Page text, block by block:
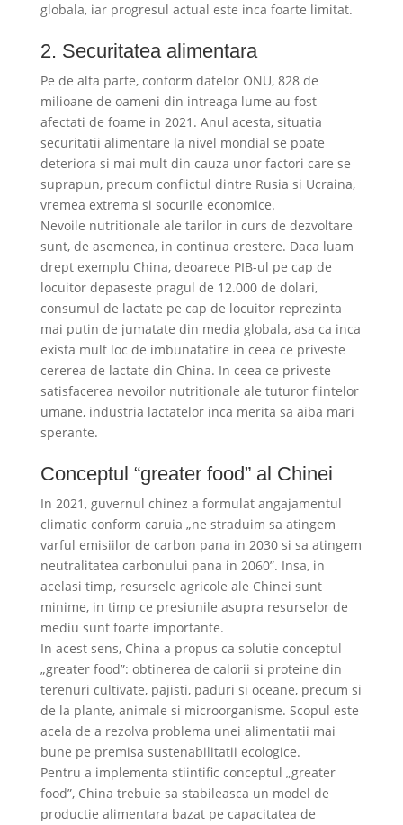
globala, iar progresul actual este inca foarte limitat.
2. Securitatea alimentara
Pe de alta parte, conform datelor ONU, 828 de
milioane de oameni din intreaga lume au fost
afectati de foame in 2021. Anul acesta, situatia
securitatii alimentare la nivel mondial se poate
deteriora si mai mult din cauza unor factori care se
suprapun, precum conflictul dintre Rusia si Ucraina,
vremea extrema si socurile economice.
Nevoile nutritionale ale tarilor in curs de dezvoltare
sunt, de asemenea, in continua crestere. Daca luam
drept exemplu China, deoarece PIB-ul pe cap de
locuitor depaseste pragul de 12.000 de dolari,
consumul de lactate pe cap de locuitor reprezinta
mai putin de jumatate din media globala, asa ca inca
exista mult loc de imbunatatire in ceea ce priveste
cererea de lactate din China. In ceea ce priveste
satisfacerea nevoilor nutritionale ale tuturor fiintelor
umane, industria lactatelor inca merita sa aiba mari
sperante.
Conceptul “greater food” al Chinei
In 2021, guvernul chinez a formulat angajamentul
climatic conform caruia „ne straduim sa atingem
varful emisiilor de carbon pana in 2030 si sa atingem
neutralitatea carbonului pana in 2060”. Insa, in
acelasi timp, resursele agricole ale Chinei sunt
minime, in timp ce presiunile asupra resurselor de
mediu sunt foarte importante.
In acest sens, China a propus ca solutie conceptul
„greater food”: obtinerea de calorii si proteine din
terenuri cultivate, pajisti, paduri si oceane, precum si
de la plante, animale si microorganisme. Scopul este
acela de a rezolva problema unei alimentatii mai
bune pe premisa sustenabilitatii ecologice.
Pentru a implementa stiintific conceptul „greater
food”, China trebuie sa stabileasca un model de
productie alimentara bazat pe capacitatea de